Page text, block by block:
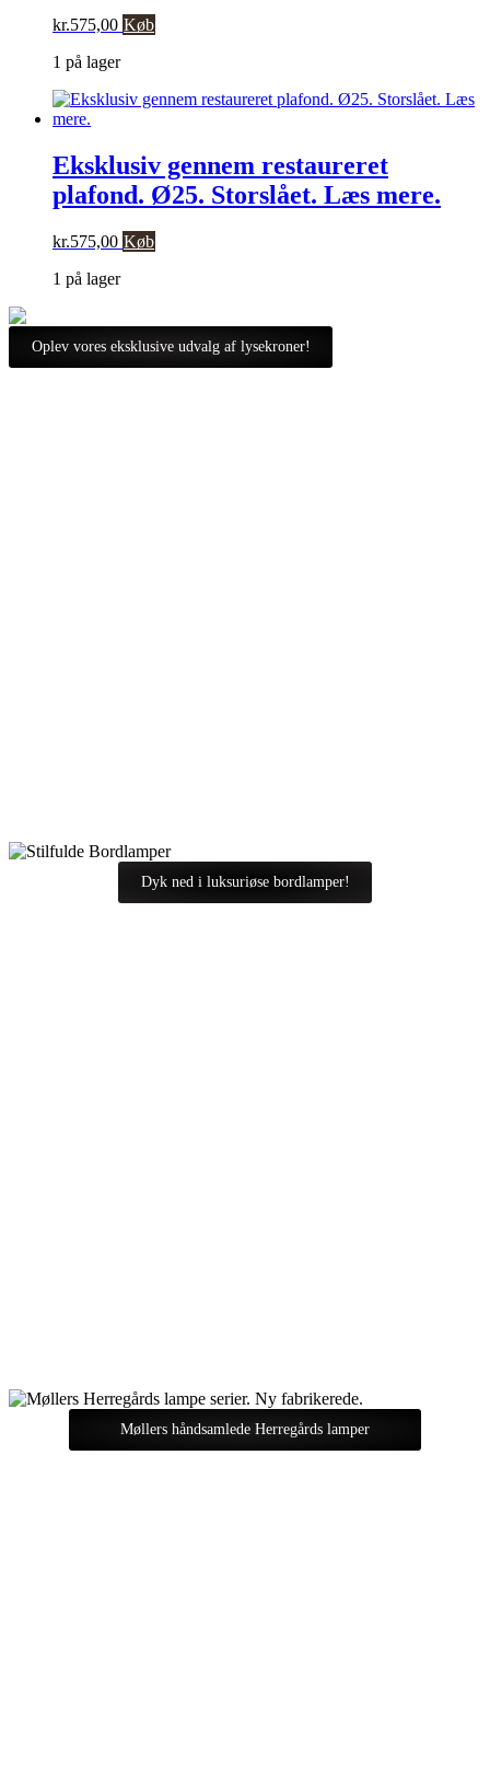
kr.575,00 Køb
1 på lager
Eksklusiv gennem restaureret
plafond. Ø25. Storslået. Læs mere.
kr.575,00 Køb
1 på lager
Oplev vores eksklusive udvalg af lysekroner!
Dyk ned i luksuriøse bordlamper!
Møllers håndsamlede Herregårds lamper